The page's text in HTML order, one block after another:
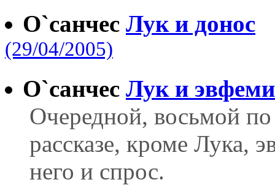
О`санчес Лук и донос
(29/04/2005)
О`санчес Лук и
Очередной, восьмой по
рассказе, кроме Лука,
него и спрос.